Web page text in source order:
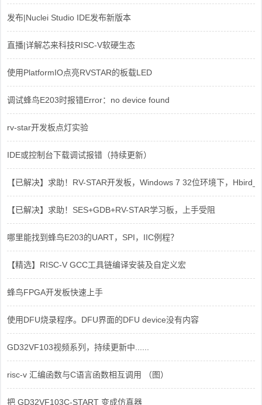
发布|Nuclei Studio IDE发布新版本
直播|详解芯来科技RISC-V软硬生态
使用PlatformIO点亮RVSTAR的板载LED
调试蜂鸟E203时报错Error：no device found
rv-star开发板点灯实验
IDE或控制台下载调试报错（持续更新）
【已解决】求助！RV-STAR开发板，Windows 7 32位环境下，
【已解决】求助！SES+GDB+RV-STAR学习板，上手受阻
哪里能找到蜂鸟E203的UART，SPI，IIC例程？
【精选】RISC-V GCC工具链编译安装及自定义宏
蜂鸟FPGA开发板快速上手
使用DFU烧录程序。DFU界面的DFU device没有内容
GD32VF103视频系列，持续更新中......
risc-v 汇编函数与C语言函数相互调用 （图）
把 GD32VF103C-START 变成仿真器